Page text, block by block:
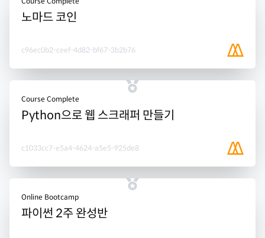
노마드 코인
c96ec0b2-ceef-4d82-bf67-3b2b76
Course Complete
Python으로 웹 스크래퍼 만들기
c1033cc7-e5a4-4624-a5e5-925de8
Online Bootcamp
파이썬 2주 완성반